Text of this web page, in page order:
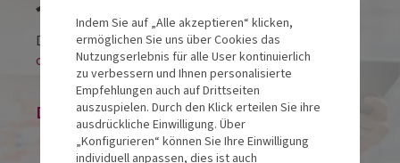
Diese Veranstaltung findet als
online-LIVESTREAM statt.
Die Veranstaltung ist beendet.
Indem Sie auf „Alle akzeptieren“ klicken,
ermöglichen Sie uns über Cookies das
Nutzungserlebnis für alle User kontinuierlich
zu verbessern und Ihnen personalisierte
Empfehlungen auch auf Drittseiten
auszuspielen. Durch den Klick erteilen Sie ihre
ausdrückliche Einwilligung. Über
„Konfigurieren“ können Sie Ihre Einwilligung
individuell anpassen, dies ist auch